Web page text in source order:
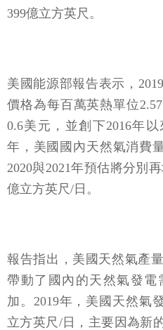
399億立方英尺。
美國能源部報告表示，
價格為每百萬英熱單位
0.6美元，並創下2016年
年，美國國內天然氣消費
2020與2021年預估將分別
億立方英尺/日。
報告指出，美國天然氣產
帶動了國內的天然氣發
加。2019年，美國天然氣
立方英尺/日，主要因為新